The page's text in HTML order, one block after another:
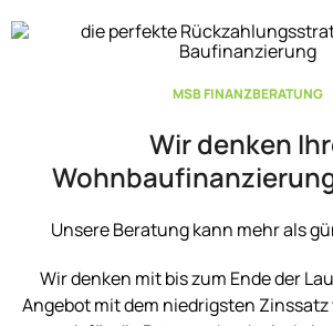
MSB FINANZBERATUNG
Wir denken
Unsere Beratung kann mehr als
Wir denken mit bis zum Ende der
Angebot mit dem niedrigsten